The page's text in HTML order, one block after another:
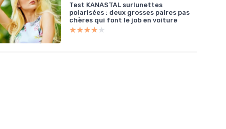
Test KANASTAL surlunettes
polarisées : deux grosses paires pas
chères qui font le job en voiture
★★★★★
★★★★★